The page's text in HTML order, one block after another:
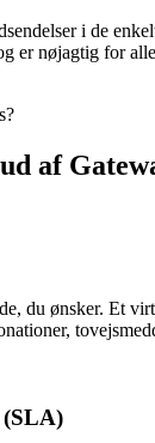
i de
er nøjagtig for
af
du ønsker. Et
(SLA)